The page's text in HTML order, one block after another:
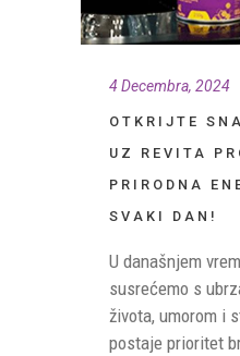
4 Decembra, 2024
OTKRIJTE
UZ REVITA
PRIRODNA
SVAKI DAN!
U današnjem
susrećemo s
života, umorom i
postaje prioritet